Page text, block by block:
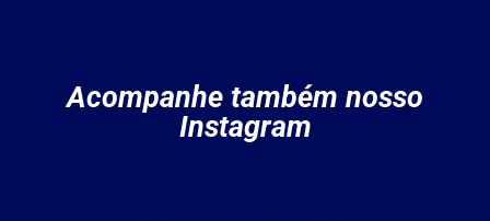
Acompanhe também nosso
Instagram